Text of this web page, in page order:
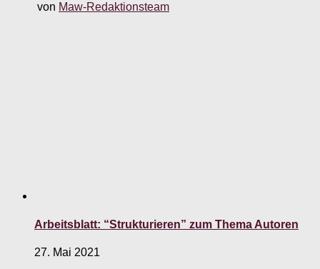
von Maw-Redaktionsteam
Arbeitsblatt: “Strukturieren” zum Thema Autoren
27. Mai 2021